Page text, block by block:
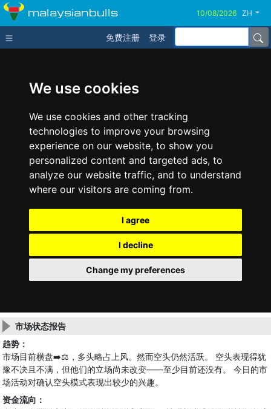
We use cookies
We use cookies and other tracking
technologies to improve your browsing
experience on our website, to show you
personalized content and targeted ads, to
analyze our website traffic, and to understand
where our visitors are coming from.
I agree
I decline
Change my preferences
malaysianbulls ZH
免费注册 登录
市场状态报告
趋势：
市场目前横盘➡️⚖️，多头略占上风。然而空头仍然活跃。 空头表现得犹
豫不决且不满，但他们的立场尚未改变——至少目前还没有。 今日的市
场活动对确认空头模式表现出较少的兴趣。
资金流向：